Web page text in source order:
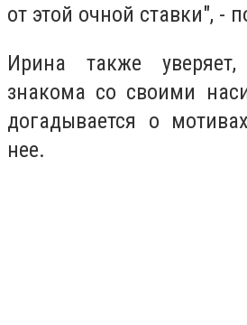
от этой очной ставки", -
Ирина также
знакома со своими
догадывается о
нее.